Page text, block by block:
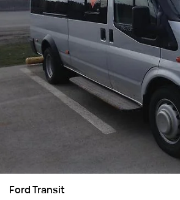
Ford Transit